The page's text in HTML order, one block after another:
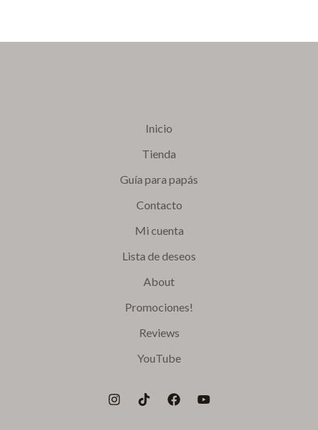
Inicio
Tienda
Guía para papás
Contacto
Mi cuenta
Lista de deseos
About
Promociones!
Reviews
YouTube